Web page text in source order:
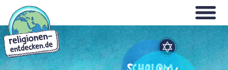
Direkt
zum
Inhalt